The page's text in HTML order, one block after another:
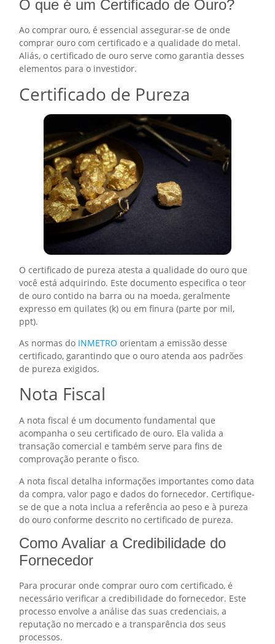
O que é um Certificado de Ouro?
Ao comprar ouro, é essencial assegurar-se de onde
comprar ouro com certificado e a qualidade do metal.
Aliás, o certificado de ouro serve como garantia desses
elementos para o investidor.
Certificado de Pureza
O certificado de pureza atesta a qualidade do ouro que
você está adquirindo. Este documento especifica o teor
de ouro contido na barra ou na moeda, geralmente
expresso em quilates (k) ou em finura (parte por mil,
ppt).
As normas do INMETRO orientam a emissão desse
certificado, garantindo que o ouro atenda aos padrões
de pureza exigidos.
Nota Fiscal
A nota fiscal é um documento fundamental que
acompanha o seu certificado de ouro. Ela valida a
transação comercial e também serve para fins de
comprovação perante o fisco.
A nota fiscal detalha informações importantes como data
da compra, valor pago e dados do fornecedor. Certifique-
se de que a nota inclua a referência ao peso e à pureza
do ouro conforme descrito no certificado de pureza.
Como Avaliar a Credibilidade do
Fornecedor
Para procurar onde comprar ouro com certificado, é
necessário verificar a credibilidade do fornecedor. Este
processo envolve a análise das suas credenciais, a
reputação no mercado e a transparência dos seus
processos.